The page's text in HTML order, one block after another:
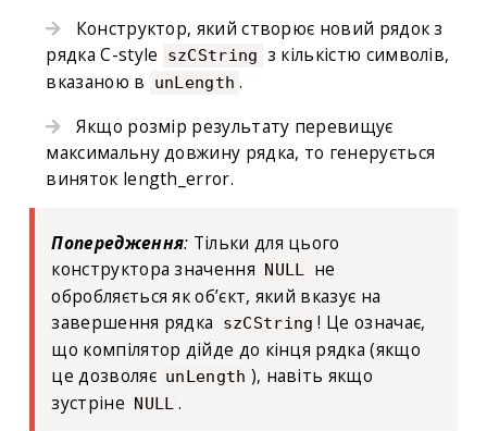
Конструктор, який створює новий рядок з
рядка C-style
szCString з кількістю символів,
вказаною в
unLength .
Якщо розмір результату перевищує
максимальну довжину рядка, то генерується
виняток length_error.
Попередження: Тільки для цього
конструктора значення NULL не
обробляється як об’єкт, який вказує на
завершення рядка
szCString ! Це означає,
що компілятор дійде до кінця рядка (якщо
це дозволяє unLength ), навіть якщо
зустріне NULL .